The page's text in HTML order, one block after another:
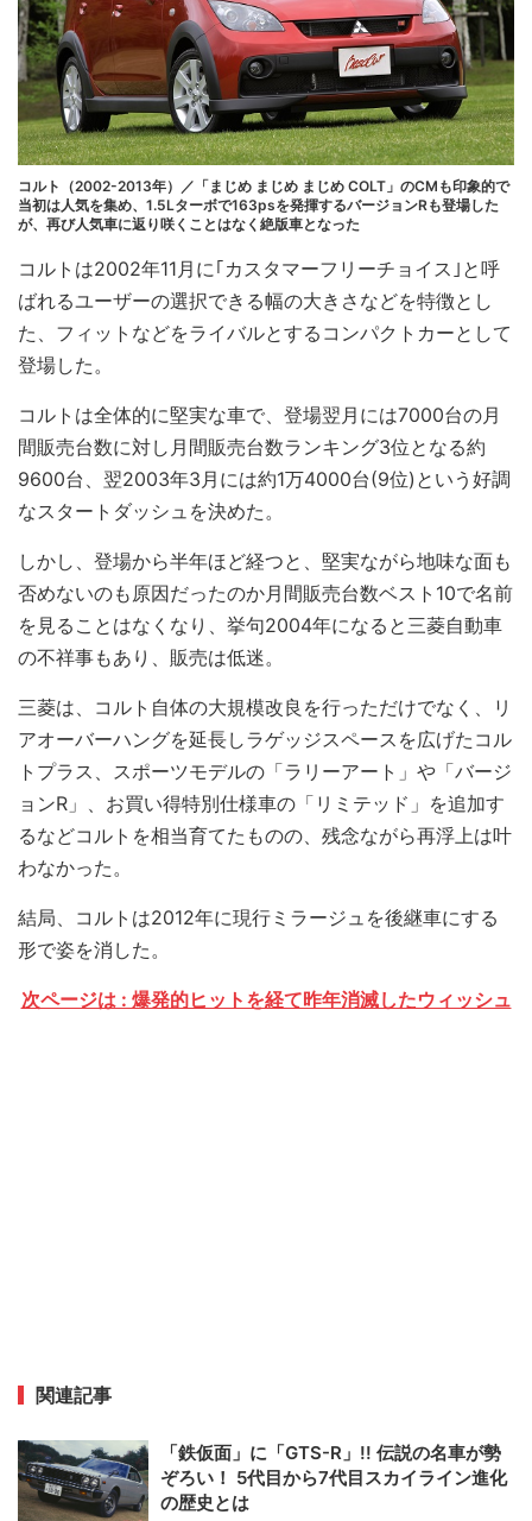
コルト（2002-2013年）／「まじめ まじめ まじめ COLT」のCMも印象的で
当初は人気を集め、1.5Lターボで163psを発揮するバージョンRも登場した
が、再び人気車に返り咲くことはなく絶版車となった
コルトは2002年11月に｢カスタマーフリーチョイス｣と呼
ばれるユーザーの選択できる幅の大きさなどを特徴とし
た、フィットなどをライバルとするコンパクトカーとして
登場した。
コルトは全体的に堅実な車で、登場翌月には7000台の月
間販売台数に対し月間販売台数ランキング3位となる約
9600台、翌2003年3月には約1万4000台(9位)という好調
なスタートダッシュを決めた。
しかし、登場から半年ほど経つと、堅実ながら地味な面も
否めないのも原因だったのか月間販売台数ベスト10で名前
を見ることはなくなり、挙句2004年になると三菱自動車
の不祥事もあり、販売は低迷。
三菱は、コルト自体の大規模改良を行っただけでなく、リ
アオーバーハングを延長しラゲッジスペースを広げたコル
トプラス、スポーツモデルの「ラリーアート」や「バージ
ョンR」、お買い得特別仕様車の「リミテッド」を追加す
るなどコルトを相当育てたものの、残念ながら再浮上は叶
わなかった。
結局、コルトは2012年に現行ミラージュを後継車にする
形で姿を消した。
次ページは : 爆発的ヒットを経て昨年消滅したウィッシュ
関連記事
「鉄仮面」に「GTS-R」!! 伝説の名車が勢
ぞろい！ 5代目から7代目スカイライン進化
の歴史とは